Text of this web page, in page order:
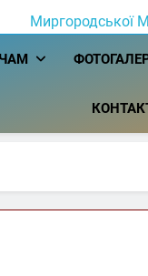
Миргородської